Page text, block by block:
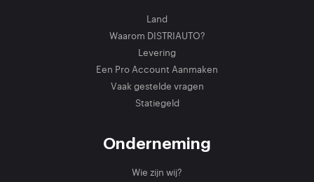
Land
Waarom DISTRIAUTO?
Levering
Een Pro Account Aanmaken
Vaak gestelde vragen
Statiegeld
Onderneming
Wie zijn wij?